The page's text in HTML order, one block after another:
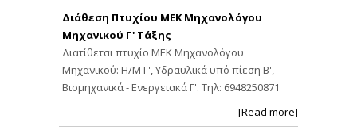
Διάθεση Πτυχίου ΜΕΚ Μηχανολόγου
Μηχανικού Γ' Τάξης
Διατίθεται πτυχίο ΜΕΚ Μηχανολόγου
Μηχανικού: Η/Μ Γ', Υδραυλικά υπό πίεση Β',
Βιομηχανικά - Ενεργειακά Γ'. Τηλ: 6948250871
[Read more]